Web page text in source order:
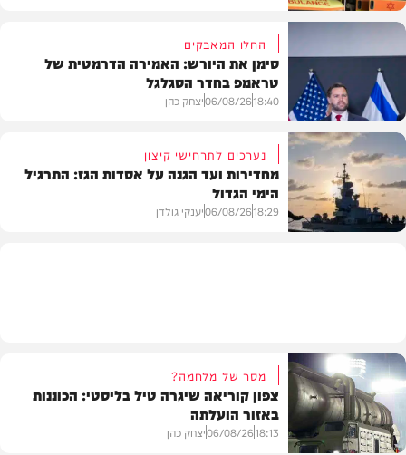
בארץ
בעולם
החלו המאבקים
סימן את היורש: האמירה הדרמטית של
טראמפ בחדר הסגלגל
18:40
06/08/26יצחק כהן
נערכים לתרחישי קיצון
מחדירות ועד הגנה על אסדות הגז: התרגיל
הימי הגדול
18:29
06/08/26יענקי גולדן
מסר של מלחמה?
צפון קוריאה שיגרה טיל בליסטי: הכוננות
באזור הועלתה
18:13
06/08/26יצחק כהן